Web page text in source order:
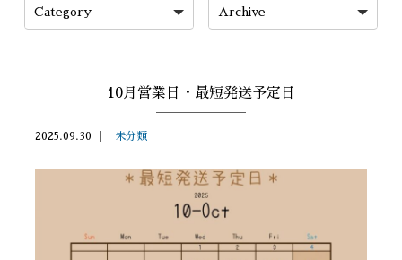
10月営業日・最短発送予定日
2025.09.30 未分類